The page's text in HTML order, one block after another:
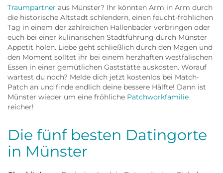
Traumpartner aus Münster? Ihr könnten Arm in Arm durch
die historische Altstadt schlendern, einen feucht-fröhlichen
Tag in einem der zahlreichen Hallenbäder verbringen oder
euch bei einer kulinarischen Stadtführung durch Münster
Appetit holen. Liebe geht schließlich durch den Magen und
den Moment solltet ihr bei einem herzhaften westfälischen
Essen in einer gemütlichen Gaststätte auskosten. Worauf
wartest du noch? Melde dich jetzt kostenlos bei Match-
Patch an und finde endlich deine bessere Hälfte! Dann ist
Münster wieder um eine fröhliche Patchworkfamilie
reicher!
Die fünf besten Datingorte
in Münster